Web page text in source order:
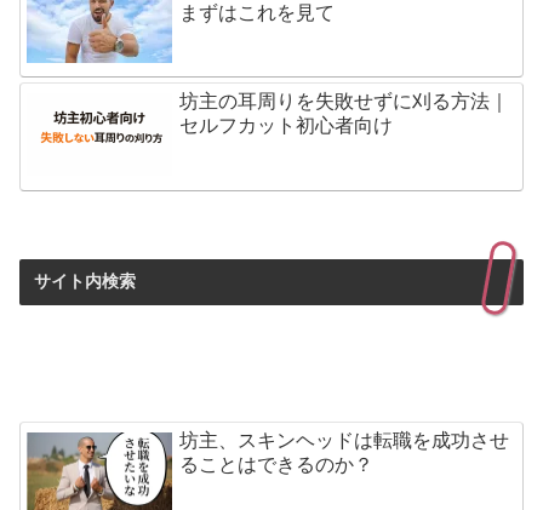
まずはこれを見て
坊主の耳周りを失敗せずに刈る方法｜
セルフカット初心者向け
サイト内検索
坊主、スキンヘッドは転職を成功させ
ることはできるのか？